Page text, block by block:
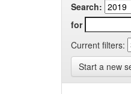
Search:
for
Current filters:
Start a new